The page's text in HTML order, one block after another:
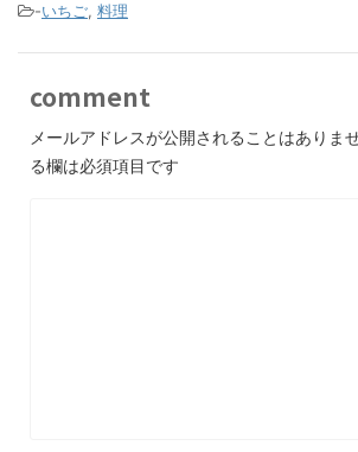
-いちご, 料理
comment
メールアドレスが公開されることはありませ
る欄は必須項目です